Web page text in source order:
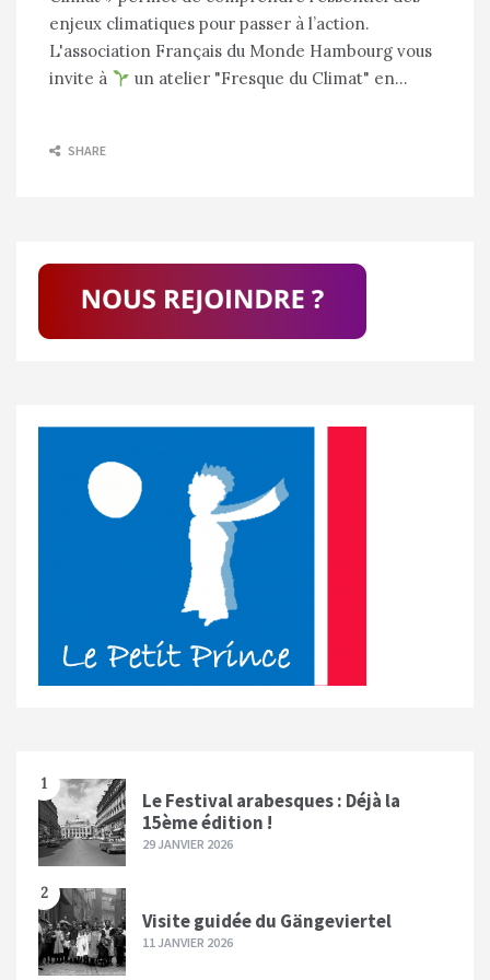
enjeux climatiques pour passer à l’action.
L'association Français du Monde Hambourg vous
invite à
un atelier "Fresque du Climat" en…
SHARE
1
Le Festival arabesques : Déjà la
15ème édition !
29 JANVIER 2026
2
Visite guidée du Gängeviertel
11 JANVIER 2026